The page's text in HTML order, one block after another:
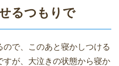
るつもりで
で、このあと寝かしつける
が、大泣きの状態から寝か